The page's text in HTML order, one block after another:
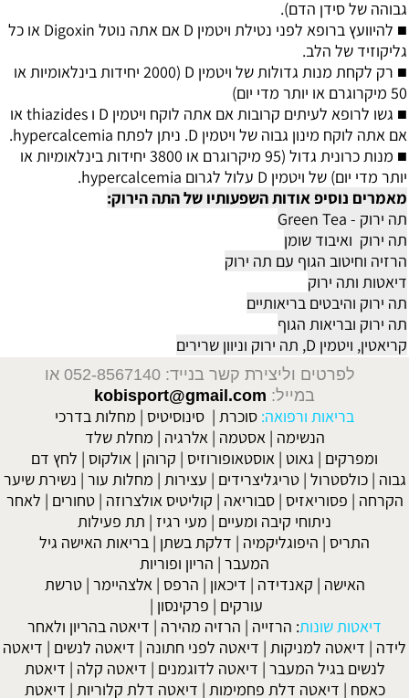
גבוהה של סידן הדם).
■ להיוועץ ברופא לפני נטילת ויטמין D אם אתה נוטל Digoxin או כל
גליקוזיד של הלב.
■ רק לקחת מנות גדולות של ויטמין D (2000 יחידות בינלאומיות או
50 מיקרוגרם או יותר מדי יום)
■ גשו לרופא לעיתים קרובות אם אתה לוקח ויטמין D ו thiazides או
אם אתה לוקח מינון גבוה של ויטמין D. ניתן לפתח hypercalcemia.
■ מנות כרונית גדול (95 מיקרוגרם או 3800 יחידות בינלאומיות או
יותר מדי יום) של ויטמין D עלול לגרום hypercalcemia.
מאמרים נוסיפ אודות השפעותיו של התה הירוק:
תה ירוק - Green Tea
תה ירוק ואיבוד שומן
הרזיה וחיטוב הגוף עם תה ירוק
דיאטות ותה ירוק
תה ירוק והיבטים בריאותיים
תה ירוק ובריאות הגוף
קריאטין, ויטמין D, תה ירוק וניוון שרירים
לפרטים וליצירת קשר בנייד: 052-8567140
או
במייל: kobisport@gmail.com
בריאות ורפואה: סוכרת | סינוסיטיס | מחלות בדרכי
הנשימה | אסטמה | אלרגיה | מחלת שלד
ומפרקים | גאוט | אוסטאופורוזיס | קרוהן | אולקוס | לחץ דם
גבוה |כולסטרול |טריגליצרידים | עצירות | מחלות עור | נשירת שיער
הקרחה | פסוריאזיס |סבוריאה | קוליטיס אולצרוזה |טחורים | לאחר
ניתוחי קיבה ומעיים | מעי רגיז | תת פעילות
התריס | היפוגליקמיה | דלקת בשתן | בריאות האישה גיל
המעבר | הריון ופוריות
האישה | קאנדידה | דיכאון | הרפס | אלצהיימר |טרשת
עורקים | פרקינסון |
דיאטות שונות: הרזייה | הרזיה מהירה | דיאטה בהריון ולאחר
לידה | דיאטה למניקות | דיאטה לפני חתונה | דיאטה לנשים | דיאטה
לנשים בגיל המעבר | דיאטה לדוגמנים | דיאטה קלה | דיאטת
כאסח | דיאטה דלת פחמימות | דיאטה דלת קלוריות | דיאטת